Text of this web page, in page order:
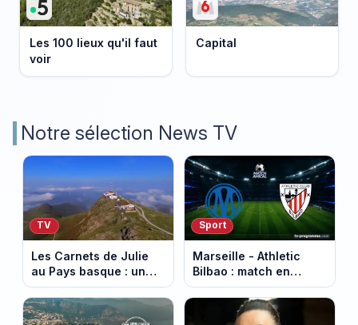
Les 100 lieux qu'il faut
voir
Capital
Notre sélection News TV
TV
Les Carnets de Julie
au Pays basque : un
banquet au sommet de
la Rhune
Sport
Marseille - Athletic
Bilbao : match en
direct sur Ligue 1+ à
17h30 (amical du 9
août 2026)